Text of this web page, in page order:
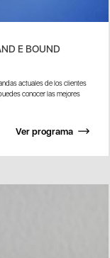
E BOUND
actuales de los clientes
conocer las mejores
Ver programa